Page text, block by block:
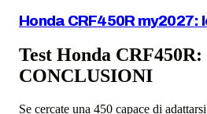
Honda CRF450R my2027:
Test Honda CRF450R:
CONCLUSIONI
Se cercate una 450 capace di